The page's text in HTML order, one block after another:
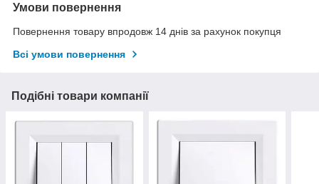
Умови повернення
Повернення товару впродовж 14 днів за рахунок покупця
Всі умови повернення
Подібні товари компанії